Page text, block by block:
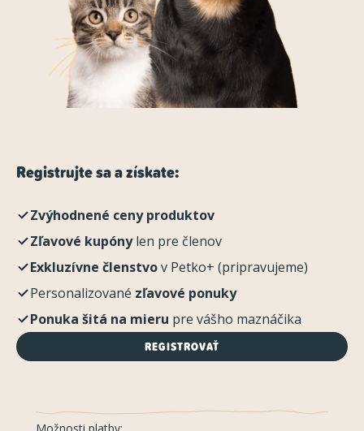
Registrujte sa a získate:
Zvýhodnené ceny produktov
Zľavové kupónylen pre členov
Exkluzívne členstvov Petko+ (pripravujeme)
Personalizované zľavové ponuky
Ponuka šitá na mieru pre vášho maznáčika
REGISTROVAŤ